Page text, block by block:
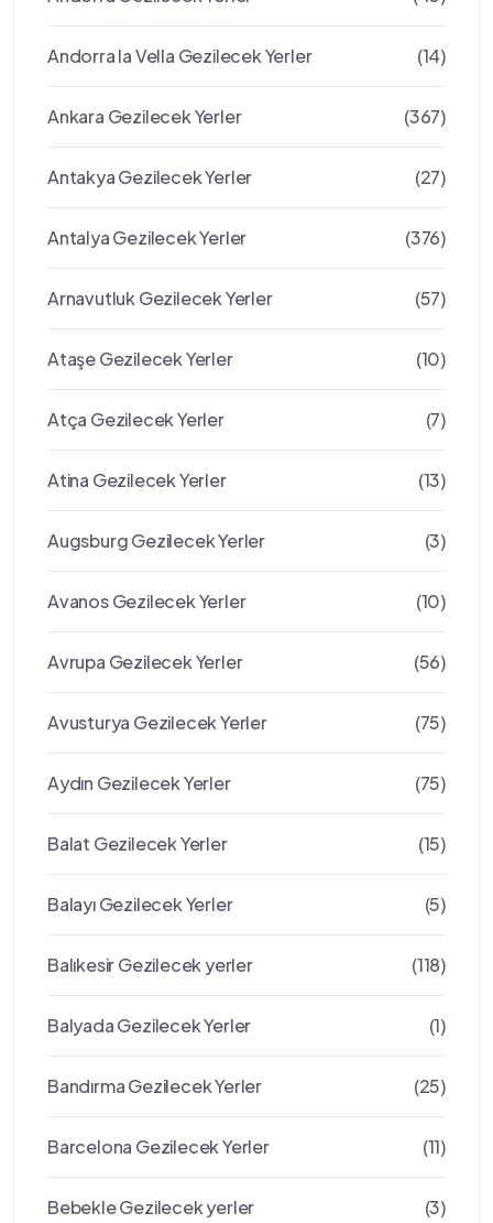
Andorra la Vella Gezilecek Yerler (14)
Ankara Gezilecek Yerler (367)
Antakya Gezilecek Yerler (27)
Antalya Gezilecek Yerler (376)
Arnavutluk Gezilecek Yerler (57)
Ataşe Gezilecek Yerler (10)
Atça Gezilecek Yerler (7)
Atina Gezilecek Yerler (13)
Augsburg Gezilecek Yerler (3)
Avanos Gezilecek Yerler (10)
Avrupa Gezilecek Yerler (56)
Avusturya Gezilecek Yerler (75)
Aydın Gezilecek Yerler (75)
Balat Gezilecek Yerler (15)
Balayı Gezilecek Yerler (5)
Balıkesir Gezilecek yerler (118)
Balyada Gezilecek Yerler (1)
Bandırma Gezilecek Yerler (25)
Barcelona Gezilecek Yerler (11)
Bebekle Gezilecek yerler (3)